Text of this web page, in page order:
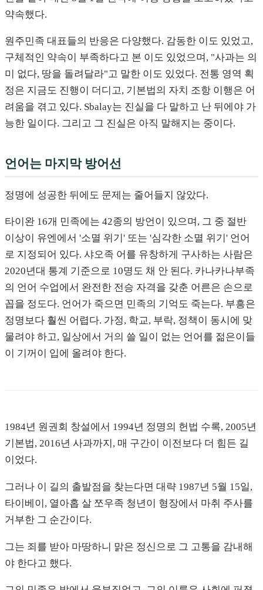
약속했다.
원주민족 대표들의 반응은 다양했다. 감동한 이도 있었고,
구체적인 약속이 부족하다고 본 이도 있었으며, "사과는 의
미 없다, 땅을 돌려달라"고 말한 이도 있었다. 전통 영역 획
정은 지금도 진행이 더디고, 기본법의 자치 조항 이행은 어
려움을 겪고 있다. Sbalay는 진실을 다 말하고 난 뒤에야 가
능한 일이다. 그리고 그 진실은 아직 말해지는 중이다.
언어는 마지막 방어선
정명에 성공한 뒤에도 문제는 줄어들지 않았다.
타이완 16개 민족에는 42종의 방언이 있으며, 그 중 절반
이상이 유엔에서 '소멸 위기' 또는 '심각한 소멸 위기' 언어
로 지정되어 있다. 샤오족 어를 유창하게 구사하는 사람은
2020년대 통계 기준으로 10명도 채 안 된다. 카나카나부족
의 언어 수업에서 완전한 전승 자격을 갖춘 어른은 손으로
꼽을 정도다. 언어가 죽으면 민족의 기억도 죽는다. 부흥은
정명보다 훨씬 어렵다. 가정, 학교, 부락, 정책이 동시에 맞
물려야 하고, 일상에서 거의 쓸 일이 없는 언어를 젊은이들
이 기꺼이 입에 올려야 한다.
1984년 원권회 창설에서 1994년 정명의 헌법 수록, 2005년
기본법, 2016년 사과까지, 매 구간이 이전보다 더 힘든 길
이었다.
그러나 이 길의 출발점을 찾는다면 대략 1987년 5월 15일,
타이베이, 열아홉 살 쪼우족 청년이 형장에서 마취 주사를
거부한 그 순간이다.
그는 죄를 받아 마땅하니 맑은 정신으로 그 고통을 감내해
야 한다고 했다.